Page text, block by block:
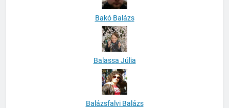
Bakó Balázs
Balassa Júlia
Balázsfalvi Balázs